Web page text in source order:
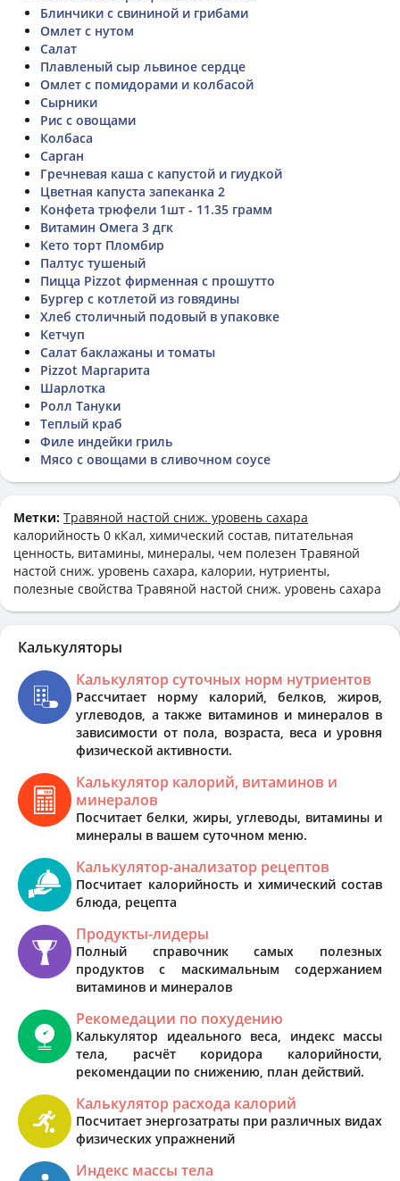
Блинчики с свининой и грибами
Омлет с нутом
Салат
Плавленый сыр львиное сердце
Омлет с помидорами и колбасой
Сырники
Рис с овощами
Колбаса
Сарган
Гречневая каша с капустой и гиудкой
Цветная капуста запеканка 2
Конфета трюфели 1шт - 11.35 грамм
Витамин Омега 3 дгк
Кето торт Пломбир
Палтус тушеный
Пицца Pizzot фирменная с прошутто
Бургер с котлетой из говядины
Хлеб столичный подовый в упаковке
Кетчуп
Салат баклажаны и томаты
Pizzot Маргарита
Шарлотка
Ролл Тануки
Теплый краб
Филе индейки гриль
Мясо с овощами в сливочном соусе
Метки: Травяной настой сниж. уровень сахара
калорийность 0 кКал, химический состав, питательная
ценность, витамины, минералы, чем полезен Травяной
настой сниж. уровень сахара, калории, нутриенты,
полезные свойства Травяной настой сниж. уровень сахара
Калькуляторы
Калькулятор суточных норм нутриентов
Рассчитает норму калорий, белков, жиров,
углеводов, а также витаминов и минералов в
зависимости от пола, возраста, веса и уровня
физической активности.
Калькулятор калорий, витаминов и
минералов
Посчитает белки, жиры, углеводы, витамины и
минералы в вашем суточном меню.
Калькулятор-анализатор рецептов
Посчитает калорийность и химический состав
блюда, рецепта
Продукты-лидеры
Полный справочник самых полезных
продуктов с маскимальным содержанием
витаминов и минералов
Рекомедации по похудению
Калькулятор идеального веса, индекс массы
тела, расчёт коридора калорийности,
рекомендации по снижению, план действий.
Калькулятор расхода калорий
Посчитает энергозатраты при различных видах
физических упражнений
Индекс массы тела